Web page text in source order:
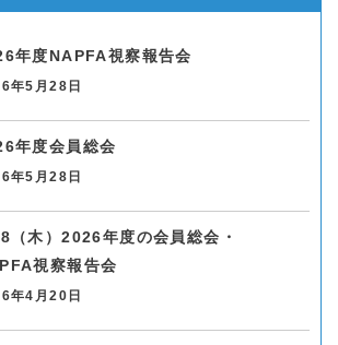
年度NAPFA視察報告会
年5月28日
年度会員総会
年5月28日
（木）2026年度の会員総会・
視察報告会
年4月20日